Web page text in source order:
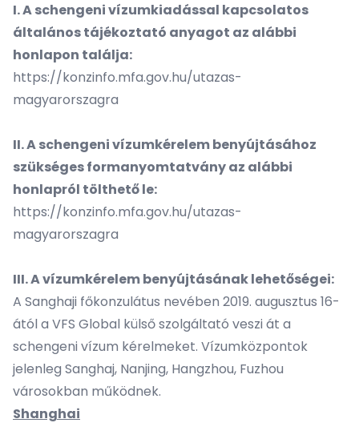
I.A schengeni vízumkiadással kapcsolatos
általános tájékoztató anyagot az alábbi
honlapon találja:
https://konzinfo.mfa.gov.hu/utazas-
magyarorszagra
II.A schengeni vízumkérelem benyújtásához
szükséges formanyomtatvány az alábbi
honlapról tölthető le:
https://konzinfo.mfa.gov.hu/utazas-
magyarorszagra
III. A vízumkérelem benyújtásának lehetőségei:
A Sanghaji főkonzulátus nevében 2019. augusztus 16-
ától a VFS Global külső szolgáltató veszi át a
schengeni vízum kérelmeket. Vízumközpontok
jelenleg Sanghaj, Nanjing, Hangzhou, Fuzhou
városokban működnek.
Shanghai